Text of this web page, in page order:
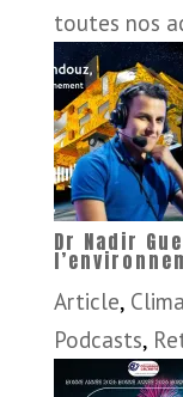
toutes nos
Dr Nadir
Article,
Podcasts,